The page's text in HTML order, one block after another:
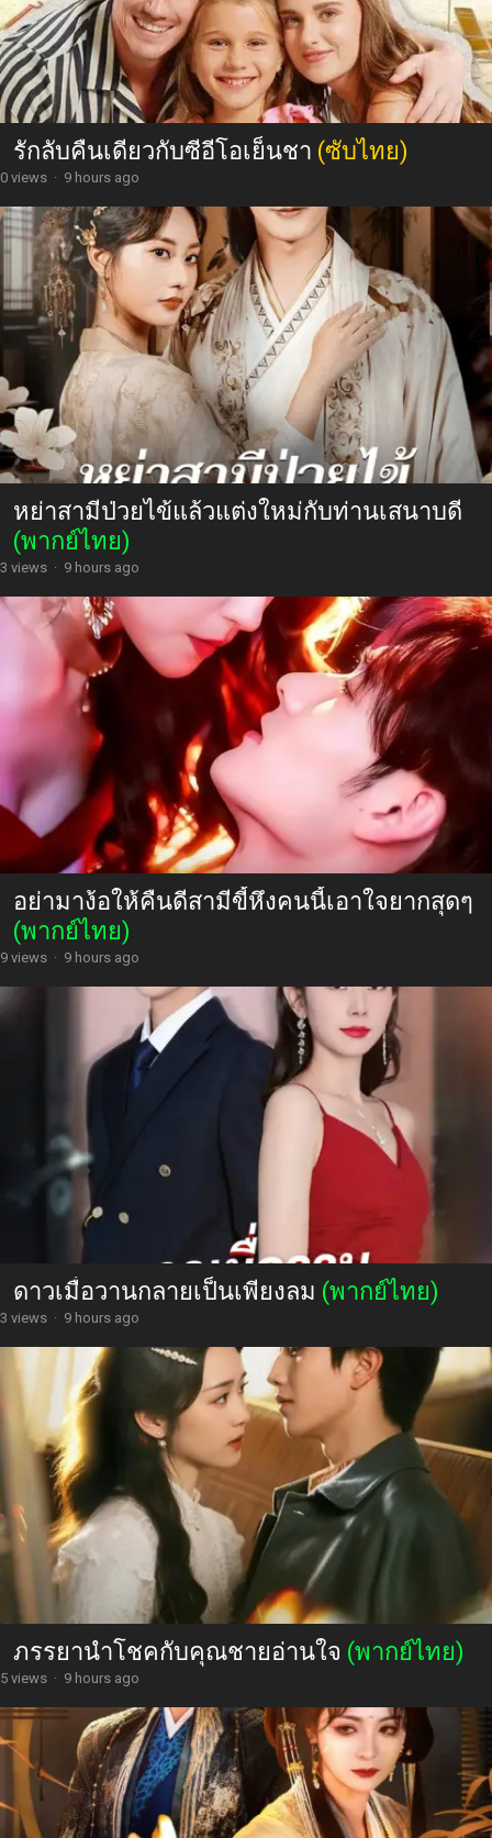
รักลับคืนเดียวกับซีอีโอเย็นชา (ซับไทย)
0 views · 9 hours ago
หย่าสามีป่วยไข้แล้วแต่งใหม่กับท่านเสนาบดี
(พากย์ไทย)
3 views · 9 hours ago
อย่ามาง้อให้คืนดีสามีขี้หึงคนนี้เอาใจยากสุดๆ
(พากย์ไทย)
9 views · 9 hours ago
ดาวเมื่อวานกลายเป็นเพียงลม (พากย์ไทย)
3 views · 9 hours ago
ภรรยานำโชคกับคุณชายอ่านใจ (พากย์ไทย)
5 views · 9 hours ago